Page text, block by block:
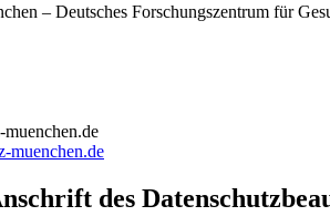
– Deutsches Forschungszentrum für
muenchen.de
des